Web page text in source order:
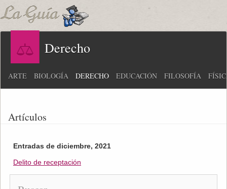
Derecho
ARTE BIOLOGÍA DERECHO EDUCACIÓN FILOSOFÍA
Artículos
Entradas de diciembre, 2021
Delito de receptación